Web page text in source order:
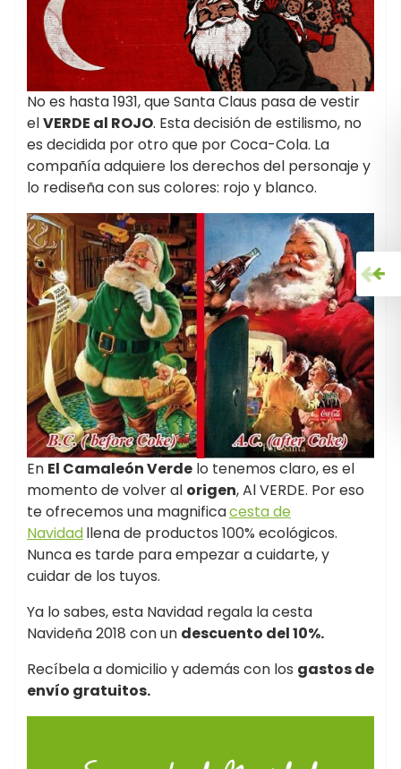
No es hasta 1931, que Santa Claus pasa de vestir
elVERDE al ROJO. Esta decisión de estilismo, no
es decidida por otro que por Coca-Cola. La
compañía adquiere los derechos del personaje y
lo rediseña con sus colores: rojo y blanco.
En El Camaleón Verde lo tenemos claro, es el
momento de volver al origen, Al VERDE. Por eso
te ofrecemos una magnificacesta de
Navidadllena de productos 100% ecológicos.
Nunca es tarde para empezar a cuidarte, y
cuidar de los tuyos.
Ya lo sabes, esta Navidad regala la cesta
Navideña 2018 con un descuento del 10%.
Recíbela a domicilio y además con los gastos de
envío gratuitos.